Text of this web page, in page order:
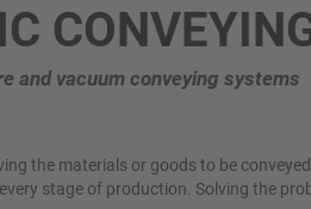
and vacuum conveying systems
the materials or goods to be
stage of production. Solving the